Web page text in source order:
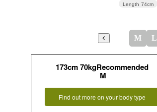
Length 74cm
M L
173cm 70kgRecommended
M
Find out more on your body type